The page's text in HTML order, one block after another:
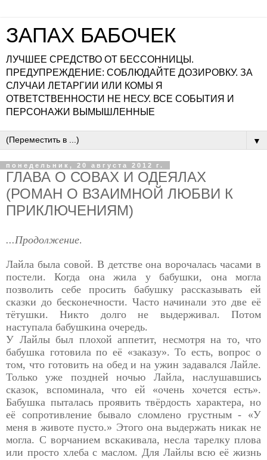
ЗАПАХ БАБОЧЕК
ЛУЧШЕЕ СРЕДСТВО ОТ БЕССОННИЦЫ.
ПРЕДУПРЕЖДЕНИЕ: СОБЛЮДАЙТЕ ДОЗИРОВКУ. ЗА
СЛУЧАИ ЛЕТАРГИИ ИЛИ КОМЫ Я
ОТВЕТСТВЕННОСТИ НЕ НЕСУ. ВСЕ СОБЫТИЯ И
ПЕРСОНАЖИ ВЫМЫШЛЕННЫЕ
▼
понедельник, 20 августа 2012 г.
ГЛАВА О СОВАХ И ОДЕЯЛАХ
(РОМАН О ВЗАИМНОЙ ЛЮБВИ К
ПРИКЛЮЧЕНИЯМ)
...Продолжение.
Лайла была совой. В детстве она ворочалась часами в
постели.Когда она жила у бабушки, она могла
позволить себе просить бабушку рассказывать ей
сказки до бесконечности. Часто начинали это две её
тётушки. Никто долго не выдерживал. Потом
наступала бабушкина очередь.
У Лайлы был плохой аппетит, несмотря на то, что
бабушка готовила по её «заказу». То есть, вопрос о
том, что готовить на обед и на ужин задавался Лайле.
Только уже поздней ночью Лайла, наслушавшись
сказок, вспоминала, что ей «очень хочется есть».
Бабушка пыталась проявить твёрдость характера, но
её сопротивление бывало сломлено грустным - «У
меня в животе пусто.» Этого она выдержать никак не
могла. С ворчанием вскакивала, несла тарелку плова
или просто хлеба с маслом. Для Лайлы всю её жизнь